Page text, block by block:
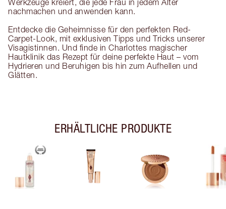
Werkzeuge kreiert, die jede Frau in jedem Alter
nachmachen und anwenden kann.
Entdecke die Geheimnisse für den perfekten Red-
Carpet-Look, mit exklusiven Tipps und Tricks unserer
Visagistinnen. Und finde in Charlottes magischer
Hautklinik das Rezept für deine perfekte Haut – vom
Hydrieren und Beruhigen bis hin zum Aufhellen und
Glätten.
ERHÄLTLICHE PRODUKTE